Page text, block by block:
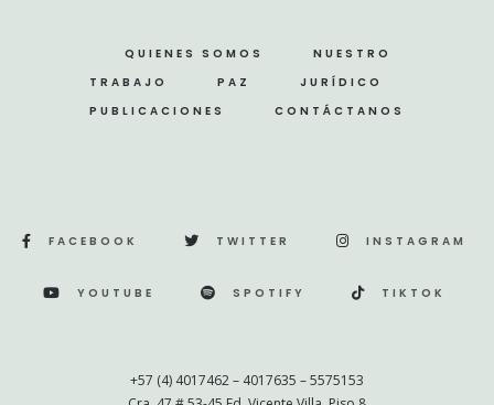
QUIENES SOMOS
NUESTRO
TRABAJO
PAZ
JURÍDICO
PUBLICACIONES
CONTÁCTANOS
FACEBOOK TWITTER INSTAGRAM
YOUTUBE SPOTIFY TIKTOK
+57 (4) 4017462 – 4017635 – 5575153